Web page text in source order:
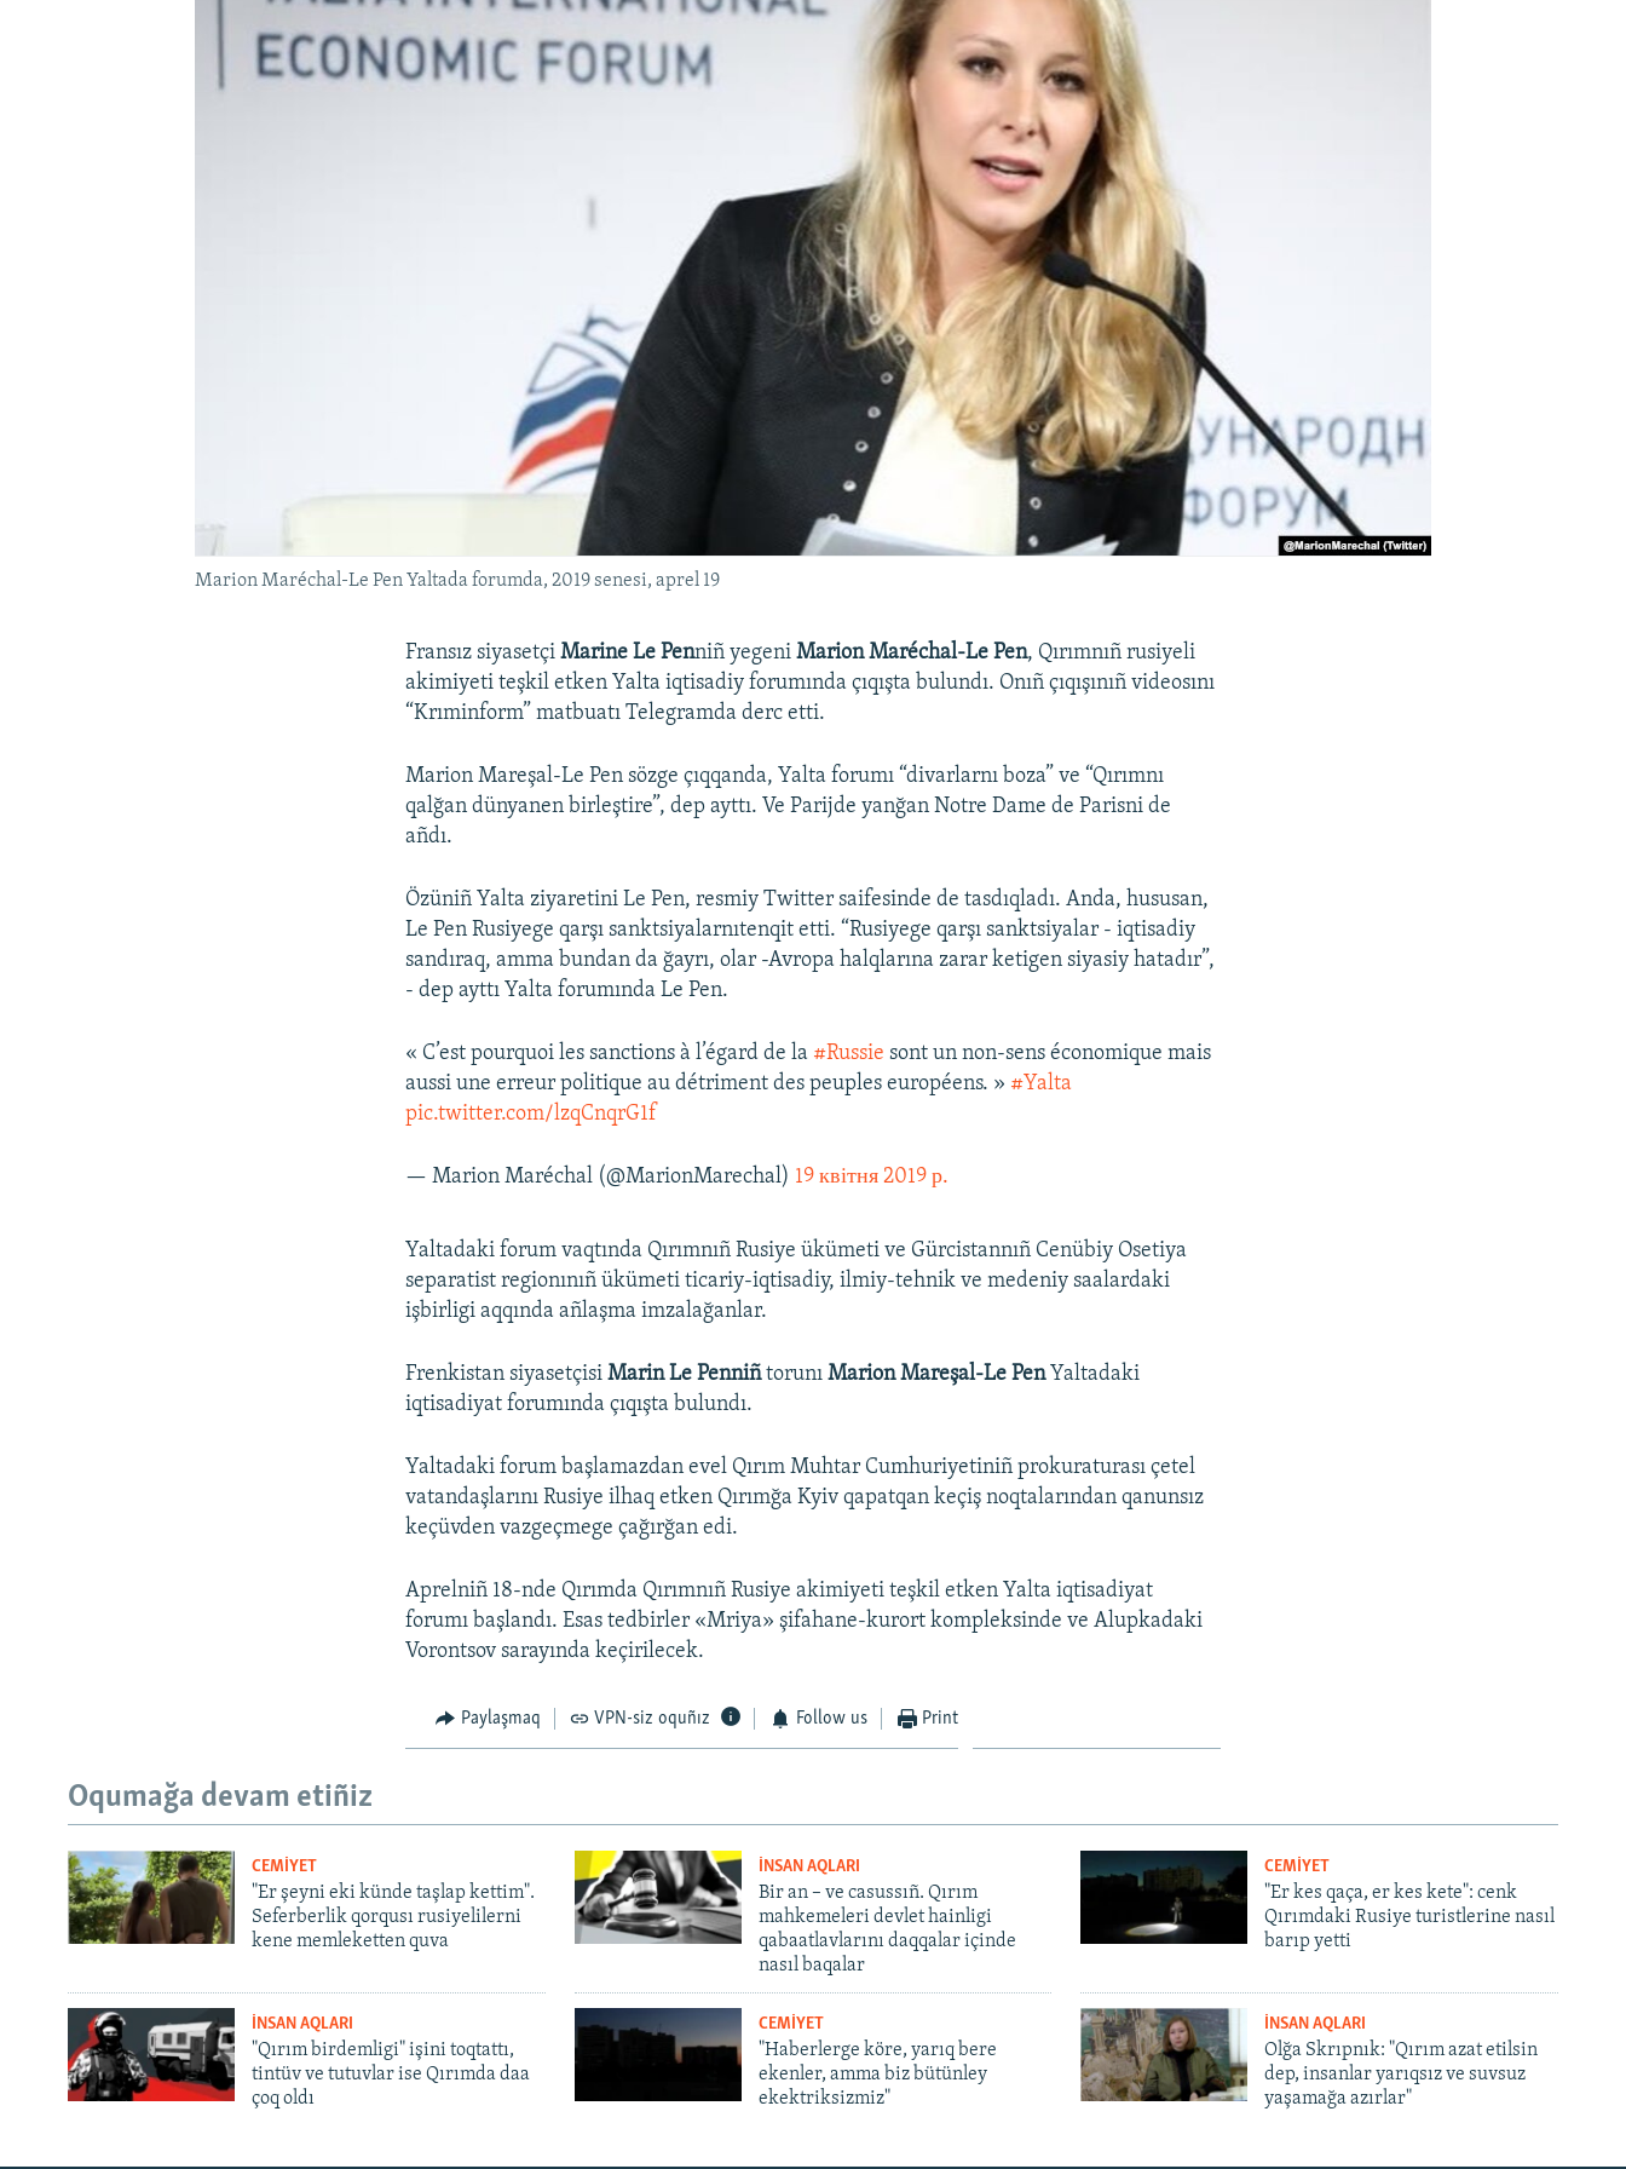
Русский
Marion Maréchal-Le Pen Yaltada forumda, 2019 senesi, aprel 19
Fransız siyasetçiMarine Le Penniñ yegeniMarion Maréchal-Le Pen, Qırımnıñ rusiyeli
akimiyeti teşkil etken Yalta iqtisadiy forumında çıqışta bulundı. Onıñ çıqışınıñ videosını
“Krıminform” matbuatı Telegramda derc etti.
Marion Mareşal-Le Pen sözge çıqqanda, Yalta forumı “divarlarnı boza” ve “Qırımnı
qalğan dünyanen birleştire”, dep ayttı. Ve Parijde yanğan Notre Dame de Parisni de
añdı.
Özüniñ Yalta ziyaretini Le Pen, resmiy Twitter saifesinde de tasdıqladı. Anda, hususan,
Le Pen Rusiyege qarşı sanktsiyalarnıtenqit etti. “Rusiyege qarşı sanktsiyalar - iqtisadiy
sandıraq, amma bundan da ğayrı, olar -Avropa halqlarına zarar ketigen siyasiy hatadır”,
- dep ayttı Yalta forumında Le Pen.
« C’est pourquoi les sanctions à l’égard de la #Russie sont un non-sens économique mais
aussi une erreur politique au détriment des peuples européens. » #Yalta
pic.twitter.com/lzqCnqrG1f
— Marion Maréchal (@MarionMarechal) 19 квітня 2019 р.
Yaltadaki forum vaqtında Qırımnıñ Rusiye ükümeti ve Gürcistannıñ Cenübiy Osetiya
separatist regionınıñ ükümeti ticariy-iqtisadiy, ilmiy-tehnik ve medeniy saalardaki
işbirligi aqqında añlaşma imzalağanlar.
Frenkistan siyasetçisiMarin Le PenniñtorunıMarion Mareşal-Le Pen Yaltadaki
iqtisadiyat forumında çıqışta bulundı.
Yaltadaki forum başlamazdan evel Qırım Muhtar Cumhuriyetiniñ prokuraturası çetel
vatandaşlarını Rusiye ilhaq etken Qırımğa Kyiv qapatqan keçiş noqtalarından qanunsız
keçüvden vazgeçmege çağırğan edi.
Aprelniñ 18-nde Qırımda Qırımnıñ Rusiye akimiyeti teşkil etken Yalta iqtisadiyat
forumı başlandı. Esas tedbirler «Mriya» şifahane-kurort kompleksinde ve Alupkadaki
Vorontsov sarayında keçirilecek.
Paylaşmaq VPN-siz oquñız Follow us Print
Oqumağa devam etiñiz
CEMİYET
"Er şeyni eki künde taşlap kettim".
Seferberlik qorqusı rusiyelilerni
kene memleketten quva
İNSAN AQLARI
Bir an – ve casussıñ. Qırım
mahkemeleri devlet hainligi
qabaatlavlarını daqqalar içinde
nasıl baqalar
CEMİYET
"Er kes qaça, er kes kete": cenk
Qırımdaki Rusiye turistlerine nasıl
barıp yetti
İNSAN AQLARI
"Qırım birdemligi" işini toqtattı,
tintüv ve tutuvlar ise Qırımda daa
çoq oldı
CEMİYET
"Haberlerge köre, yarıq bere
ekenler, amma biz bütünley
ekektriksizmiz"
İNSAN AQLARI
Olğa Skrıpnık: "Qırım azat etilsin
dep, insanlar yarıqsız ve suvsuz
yaşamağa azırlar"